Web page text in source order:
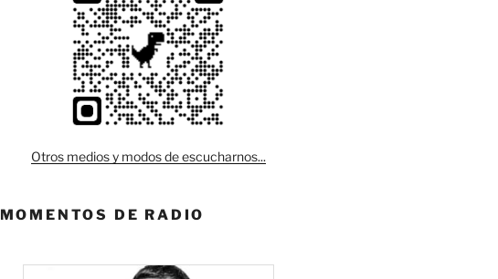
Otros medios y modos de escucharnos...
MOMENTOS DE RADIO